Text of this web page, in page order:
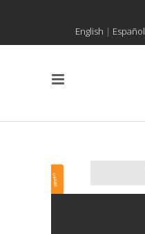
English | Español